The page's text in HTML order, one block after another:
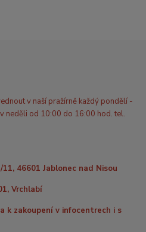
v naší pražírně každý pondělí -
neděli od 10:00 do 16:00 hod. tel.
46601 Jablonec nad Nisou
Vrchlabí
k zakoupení v infocentrech i s